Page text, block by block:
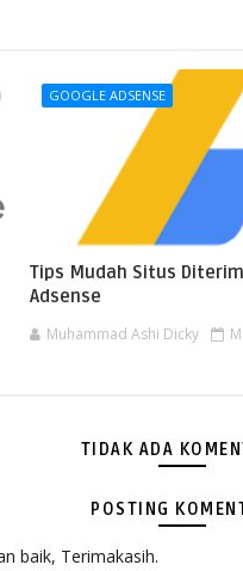
GOOGLE ADSENSE
Tips Mudah Situs
Adsense
Muhammad Ashi Dicky
TIDAK ADA
POSTING
baik, Terimakasih.